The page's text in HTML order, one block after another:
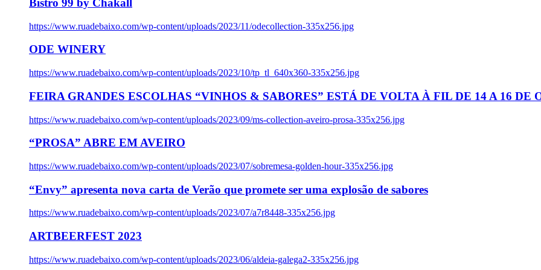
Bistro 99 by Chakall
https://www.ruadebaixo.com/wp-content/uploads/2023/11/odecollection-335x256.jpg
ODE WINERY
https://www.ruadebaixo.com/wp-content/uploads/2023/10/tp_tl_640x360-335x256.jpg
FEIRA GRANDES ESCOLHAS “VINHOS & SABORES” ESTÁ DE VOLTA À FIL DE 14 A 16 DE
https://www.ruadebaixo.com/wp-content/uploads/2023/09/ms-collection-aveiro-prosa-335x256.jpg
“PROSA” ABRE EM AVEIRO
https://www.ruadebaixo.com/wp-content/uploads/2023/07/sobremesa-golden-hour-335x256.jpg
“Envy” apresenta nova carta de Verão que promete ser uma explosão de sabores
https://www.ruadebaixo.com/wp-content/uploads/2023/07/a7r8448-335x256.jpg
ARTBEERFEST 2023
https://www.ruadebaixo.com/wp-content/uploads/2023/06/aldeia-galega2-335x256.jpg